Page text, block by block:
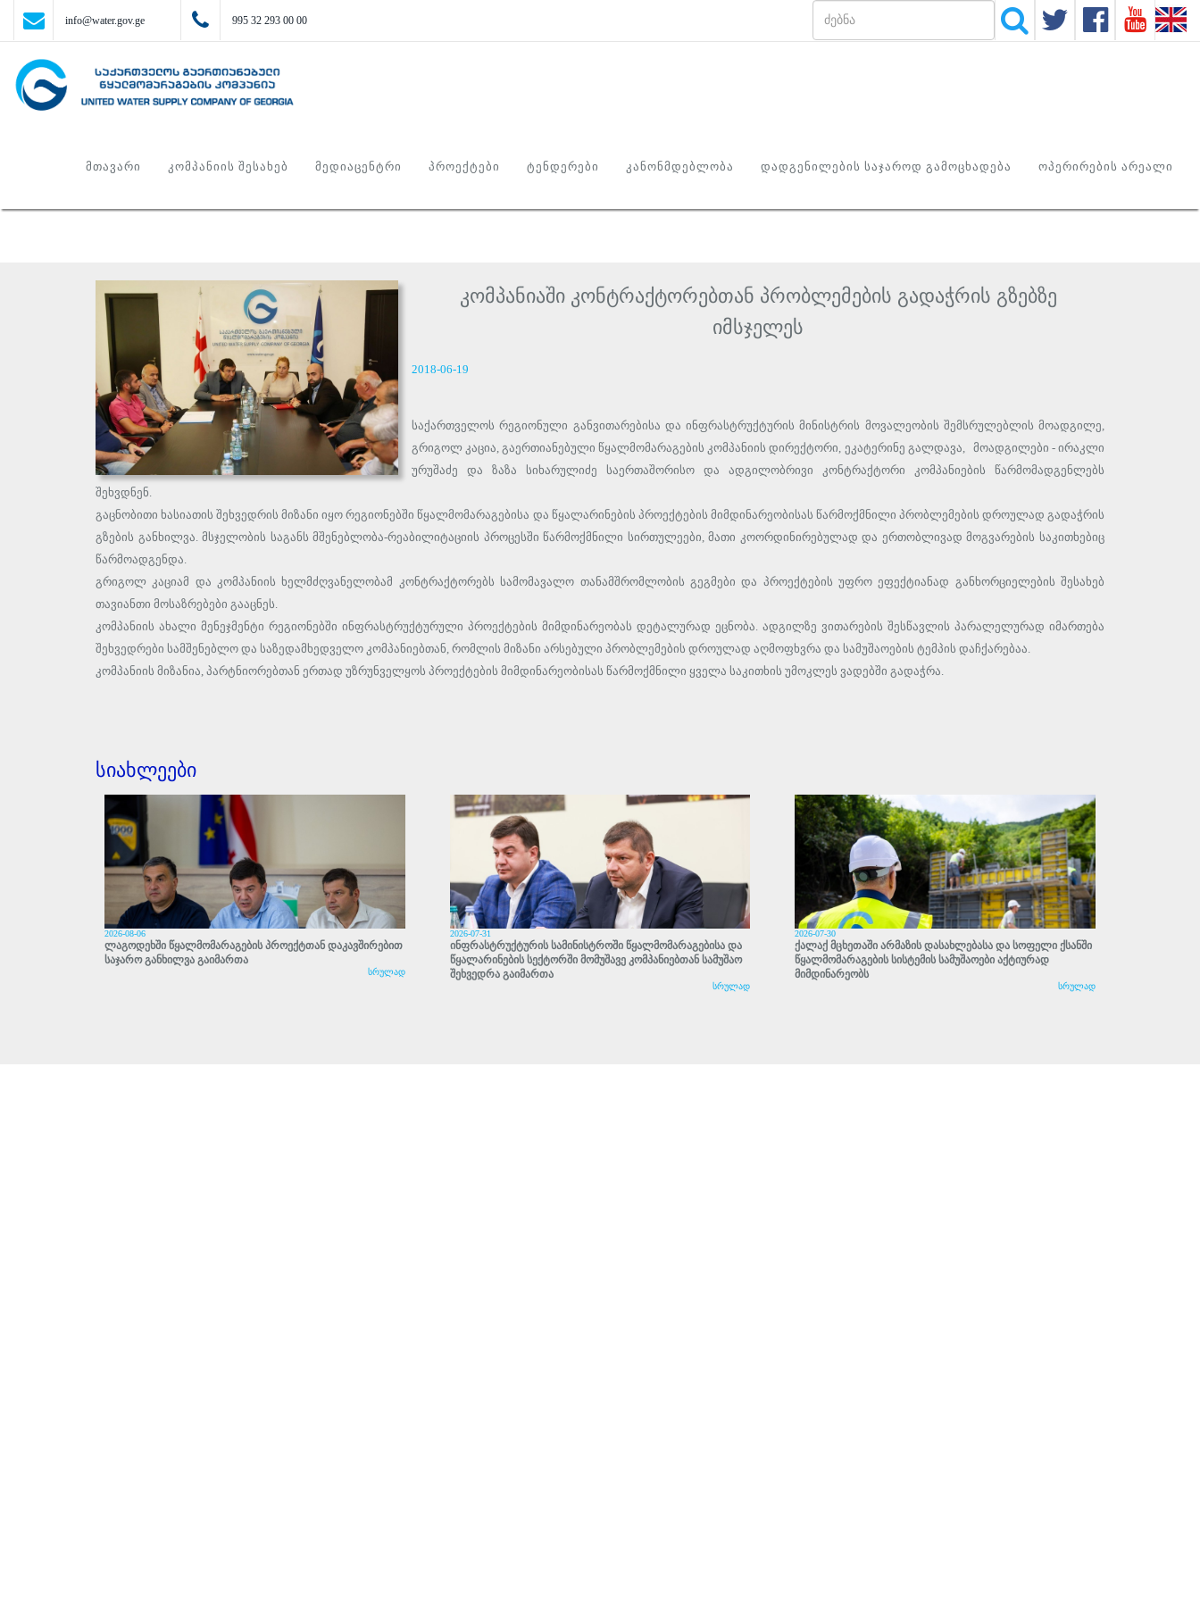
info@water.gov.ge 995 32 293 00 00
ᲛᲗᲐᲕᲐᲠᲘ ᲙᲝᲛᲞᲐᲜᲘᲘᲡ ᲨᲔᲡᲐᲮᲔᲑ ᲛᲔᲓᲘᲐᲪᲔᲜᲢᲠᲘ ᲞᲠᲝᲔᲥᲢᲔᲑᲘ ᲢᲔᲜᲓᲔᲠᲔᲑᲘ ᲙᲐᲜᲝᲜᲛᲓᲔᲑᲚᲝᲑᲐ ᲓᲐᲓᲒᲔᲜᲘᲚᲔᲑᲘᲡ ᲡᲐᲯᲐᲠᲝᲓ ᲒᲐᲛᲝᲪᲮᲐᲓᲔᲑᲐ ᲝᲞᲔᲠᲘᲠᲔᲑᲘᲡ ᲐᲠᲔᲐᲚᲘ
კომპანიაში კონტრაქტორებთან პრობლემების გადაჭრის გზებზე
იმსჯელეს
2018-06-19
საქართველოს რეგიონული განვითარებისა და ინფრასტრუქტურის მინისტრის მოვალეობის შემსრულებლის მოადგილე,
გრიგოლ კაცია, გაერთიანებული წყალმომარაგების კომპანიის დირექტორი, ეკატერინე გალდავა, მოადგილები - ირაკლი
ურუშაძე და ზაზა სიხარულიძე საერთაშორისო და ადგილობრივი კონტრაქტორი კომპანიების წარმომადგენლებს
შეხვდნენ.
გაცნობითი ხასიათის შეხვედრის მიზანი იყო რეგიონებში წყალმომარაგებისა და წყალარინების პროექტების მიმდინარეობისას წარმოქმნილი პრობლემების დროულად გადაჭრის
გზების განხილვა. მსჯელობის საგანს მშენებლობა-რეაბილიტაციის პროცესში წარმოქმნილი სირთულეები, მათი კოორდინირებულად და ერთობლივად მოგვარების საკითხებიც
წარმოადგენდა.
გრიგოლ კაციამ და კომპანიის ხელმძღვანელობამ კონტრაქტორებს სამომავალო თანამშრომლობის გეგმები და პროექტების უფრო ეფექტიანად განხორციელების შესახებ
თავიანთი მოსაზრებები გააცნეს.
კომპანიის ახალი მენეჯმენტი რეგიონებში ინფრასტრუქტურული პროექტების მიმდინარეობას დეტალურად ეცნობა. ადგილზე ვითარების შესწავლის პარალელურად იმართება
შეხვედრები სამშენებლო და საზედამხედველო კომპანიებთან, რომლის მიზანი არსებული პრობლემების დროულად აღმოფხვრა და სამუშაოების ტემპის დაჩქარებაა.
კომპანიის მიზანია, პარტნიორებთან ერთად უზრუნველყოს პროექტების მიმდინარეობისას წარმოქმნილი ყველა საკითხის უმოკლეს ვადებში გადაჭრა.
სიახლეები
2026-08-06
ლაგოდეხში წყალმომარაგების პროექტთან დაკავშირებით
საჯარო განხილვა გაიმართა
სრულად
2026-07-31
ინფრასტრუქტურის სამინისტროში წყალმომარაგებისა და
წყალარინების სექტორში მომუშავე კომპანიებთან სამუშაო
შეხვედრა გაიმართა
სრულად
2026-07-30
ქალაქ მცხეთაში არმაზის დასახლებასა და სოფელი ქსანში
წყალმომარაგების სისტემის სამუშაოები აქტიურად
მიმდინარეობს
სრულად